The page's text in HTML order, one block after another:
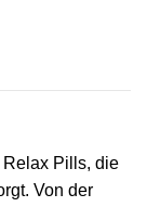
Relax Pills, die
Von der